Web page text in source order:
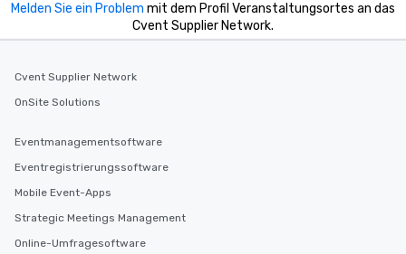
Melden Sie ein Problem mit dem Profil Veranstaltungsortes an das
Cvent Supplier Network.
Cvent Supplier Network
OnSite Solutions
Eventmanagementsoftware
Eventregistrierungssoftware
Mobile Event-Apps
Strategic Meetings Management
Online-Umfragesoftware